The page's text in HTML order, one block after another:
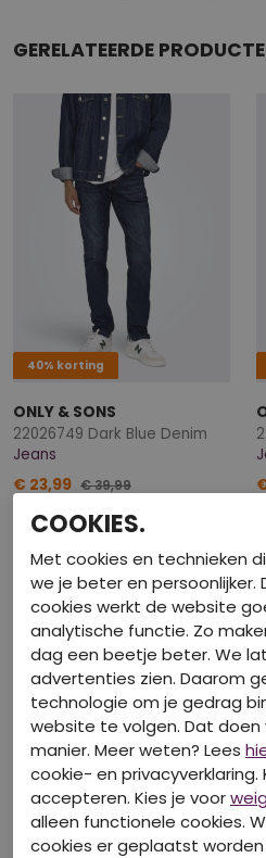
GERELATEERDE
40% korting
ONLY & SONS
22026749 Dark Blue Denim
Jeans
€ 23,99 € 39,99
COOKIES.
Met cookies en technieken
we je beter en persoonlijker.
cookies werkt de website
analytische functie. Zo
dag een beetje beter. We
advertenties zien. Daarom
technologie om je gedrag
website te volgen. Dat
manier. Meer weten? Lees
cookie- en privacyverklaring.
accepteren. Kies je voor
alleen functionele cookies.
cookies er geplaatst worden